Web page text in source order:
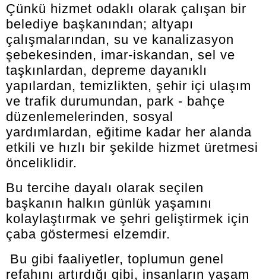
Çünkü hizmet odaklı olarak çalışan bir
belediye başkanından; altyapı
çalışmalarından, su ve kanalizasyon
şebekesinden, imar-iskandan, sel ve
taşkınlardan, depreme dayanıklı
yapılardan, temizlikten, şehir içi ulaşım
ve trafik durumundan, park - bahçe
düzenlemelerinden, sosyal
yardımlardan, eğitime kadar her alanda
etkili ve hızlı bir şekilde hizmet üretmesi
önceliklidir.
Bu tercihe dayalı olarak seçilen
başkanın halkın günlük yaşamını
kolaylaştırmak ve şehri geliştirmek için
çaba göstermesi elzemdir.
Bu gibi faaliyetler, toplumun genel
refahını artırdığı gibi, insanların yaşam